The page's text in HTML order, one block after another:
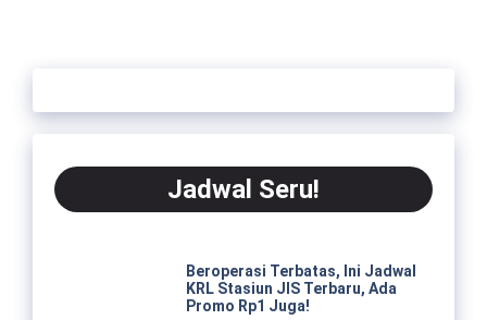
Jadwal Seru!
Beroperasi Terbatas, Ini Jadwal
KRL Stasiun JIS Terbaru, Ada
Promo Rp1 Juga!